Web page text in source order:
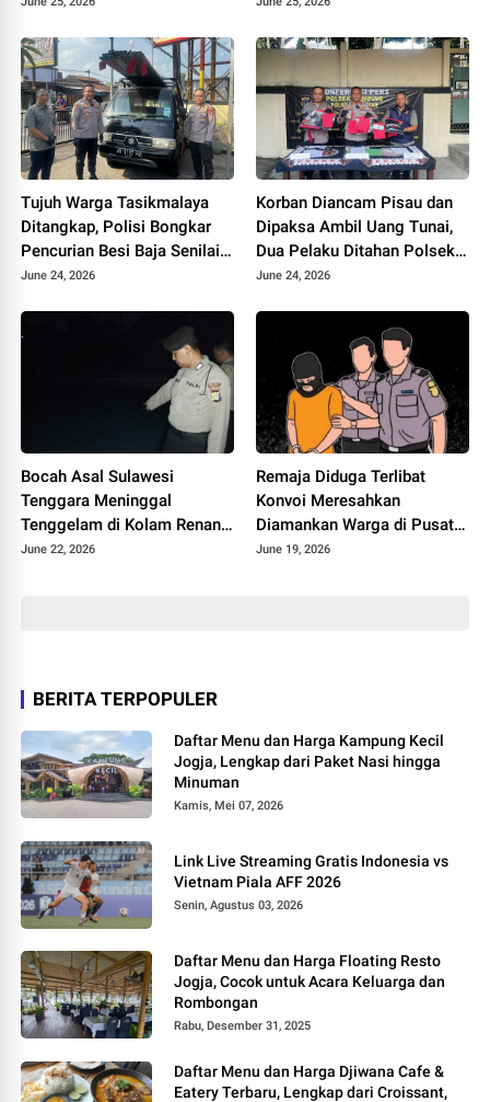
Tujuh Warga Tasikmalaya
Ditangkap, Polisi Bongkar
Pencurian Besi Baja Senilai
Rp45 Juta di Gamping
June 24, 2026
Korban Diancam Pisau dan
Dipaksa Ambil Uang Tunai,
Dua Pelaku Ditahan Polsek
Gamping
June 24, 2026
Bocah Asal Sulawesi
Tenggara Meninggal
Tenggelam di Kolam Renang
Bantul, Polisi Ungkap
June 22, 2026
Remaja Diduga Terlibat
Konvoi Meresahkan
Diamankan Warga di Pusat
Kota Yogyakarta
June 19, 2026
BERITA TERPOPULER
Daftar Menu dan Harga Kampung Kecil
Jogja, Lengkap dari Paket Nasi hingga
Minuman
Kamis, Mei 07, 2026
Link Live Streaming Gratis Indonesia vs
Vietnam Piala AFF 2026
Senin, Agustus 03, 2026
Daftar Menu dan Harga Floating Resto
Jogja, Cocok untuk Acara Keluarga dan
Rombongan
Rabu, Desember 31, 2025
Daftar Menu dan Harga Djiwana Cafe &
Eatery Terbaru, Lengkap dari Croissant,